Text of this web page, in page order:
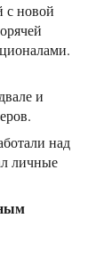
с новой
и
над
личные